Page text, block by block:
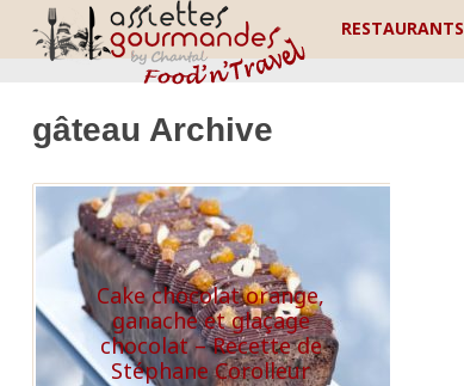
RESTAURANTS
gâteau Archive
Cake chocolat orange,
ganache et glaçage
chocolat – Recette de
Stéphane Corolleur